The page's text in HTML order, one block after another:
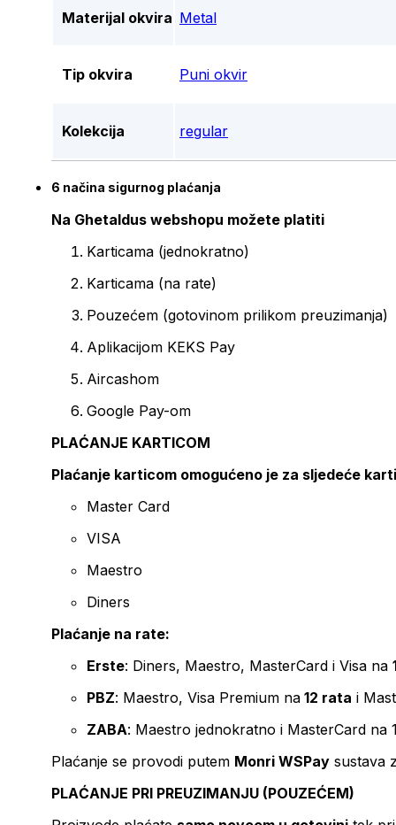
Materijal okvira Metal
Tip okvira Puni okvir
Kolekcija regular
6 načina sigurnog plaćanja
Na Ghetaldus webshopu možete platiti
Karticama (jednokratno)
Karticama (na rate)
Pouzećem (gotovinom prilikom preuzimanja)
Aplikacijom KEKS Pay
Aircashom
Google Pay-om
PLAĆANJE KARTICOM
Plaćanje karticom omogućeno je za sljedeće
Master Card
VISA
Maestro
Diners
Plaćanje na rate:
Erste: Diners, Maestro, MasterCard i Visa na
PBZ: Maestro, Visa Premium na 12 rata i
ZABA: Maestro jednokratno i MasterCard na
Plaćanje se provodi putem Monri WSPay sustava
PLAĆANJE PRI PREUZIMANJU (POUZEĆEM)